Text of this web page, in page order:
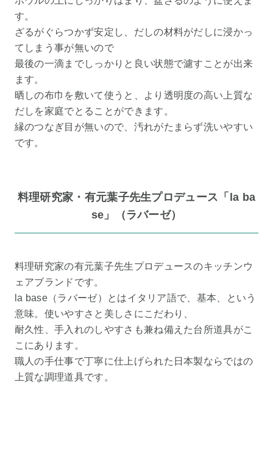
す。
ざるがぐらつかず安定し、だしの材料がだしに浸かっ
てしまう事が無いので
最後の一滴までしっかりと良い状態で濾すことが出来
ます。
晒しの布巾を敷いて使うと、より透明度の高い上質な
だしを家庭でとることができます。
縁のつなぎ目が無いので、汚れがたまらず洗いやすい
です。
料理研究家・有元葉子先生プロデュース「la ba
se」（ラバーゼ）
料理研究家の有元葉子先生プロデュースのキッチンウ
ェアブランドです。
la base（ラバーゼ）とはイタリア語で、基本、という
意味。使いやすさと美しさにこだわり、
耐久性、手入れのしやすさも兼ね備えた台所道具がこ
こにあります。
職人の手仕事で丁寧に仕上げられた日本製ならではの
上質な調理道具です。